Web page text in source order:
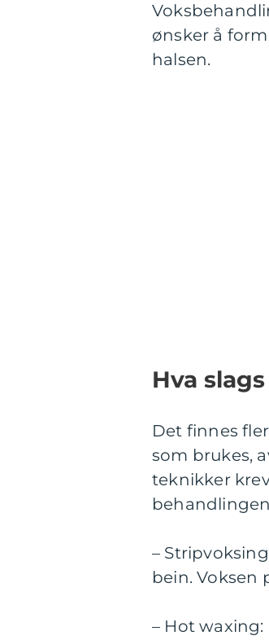
ønsker å
halsen.
Hva
Det finnes
som brukes,
teknikker
–
bein. Voksen
– Hot